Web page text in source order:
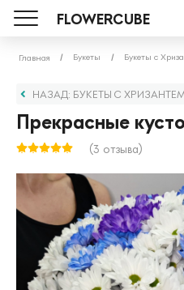
FLOWERCUBE
Главная Букеты Букеты с
НАЗАД: БУКЕТЫ С
Прекрасные
(3 отзыва)